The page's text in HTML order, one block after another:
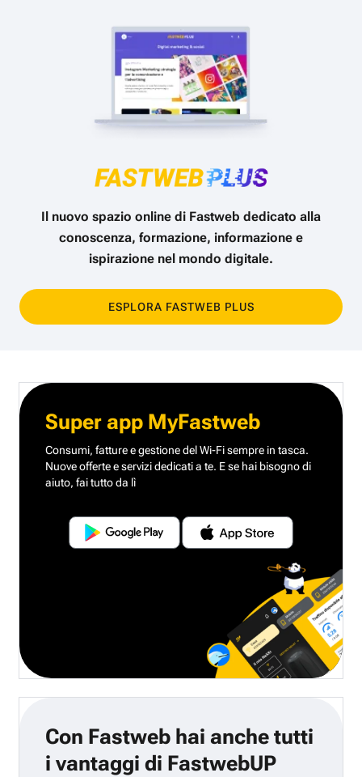
Il nuovo spazio online di Fastweb dedicato alla
conoscenza, formazione, informazione e
ispirazione nel mondo digitale.
ESPLORA FASTWEB PLUS
Super app MyFastweb
Consumi, fatture e gestione del Wi-Fi sempre in tasca.
Nuove offerte e servizi dedicati a te. E se hai bisogno di
aiuto, fai tutto da lì
Con Fastweb hai anche tutti
i vantaggi di FastwebUP